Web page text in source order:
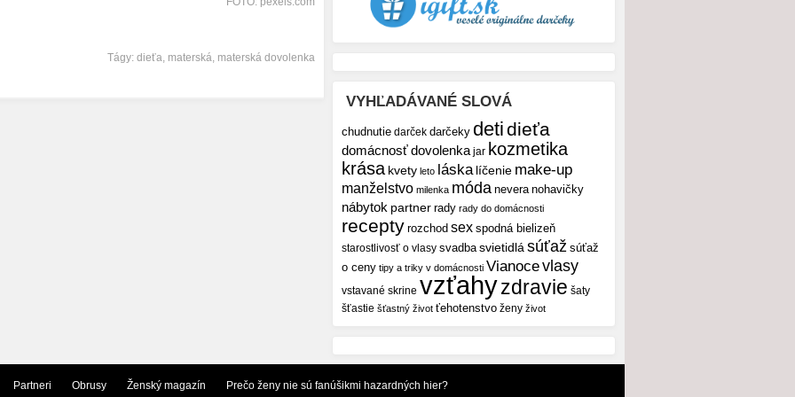
Tágy: dieťa, materská, materská dovolenka
VYHĽADÁVANÉ SLOVÁ
chudnutie darček darčeky detidieťa
domácnosťdovolenka jar kozmetika
krása kvety leto láska líčenie make-up
manželstvo milenka móda nevera nohavičky
nábytok partner rady rady do domácnosti
recepty rozchod sex spodná bielizeň
starostlivosť o vlasy svadba svietidlá súťaž súťaž
o ceny tipy a triky v domácnosti Vianocevlasy
vstavané skrine vzťahyzdravie šaty
šťastie šťastný život ťehotenstvo ženy život
Partneri Obrusy Ženský magazín Prečo ženy nie sú fanúšikmi hazardných hier?